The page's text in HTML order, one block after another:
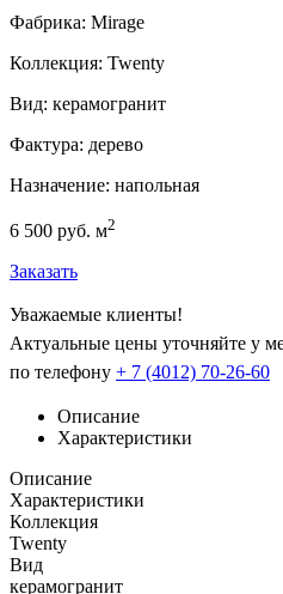
Фабрика: Mirage
Коллекция: Twenty
Вид: керамогранит
Фактура: дерево
Назначение: напольная
6 500 руб. м2
Заказать
Уважаемые клиенты!
Актуальные цены уточняйте у
по телефону + 7 (4012) 70-26-60
Описание
Характеристики
Описание
Характеристики
Коллекция
Twenty
Вид
керамогранит